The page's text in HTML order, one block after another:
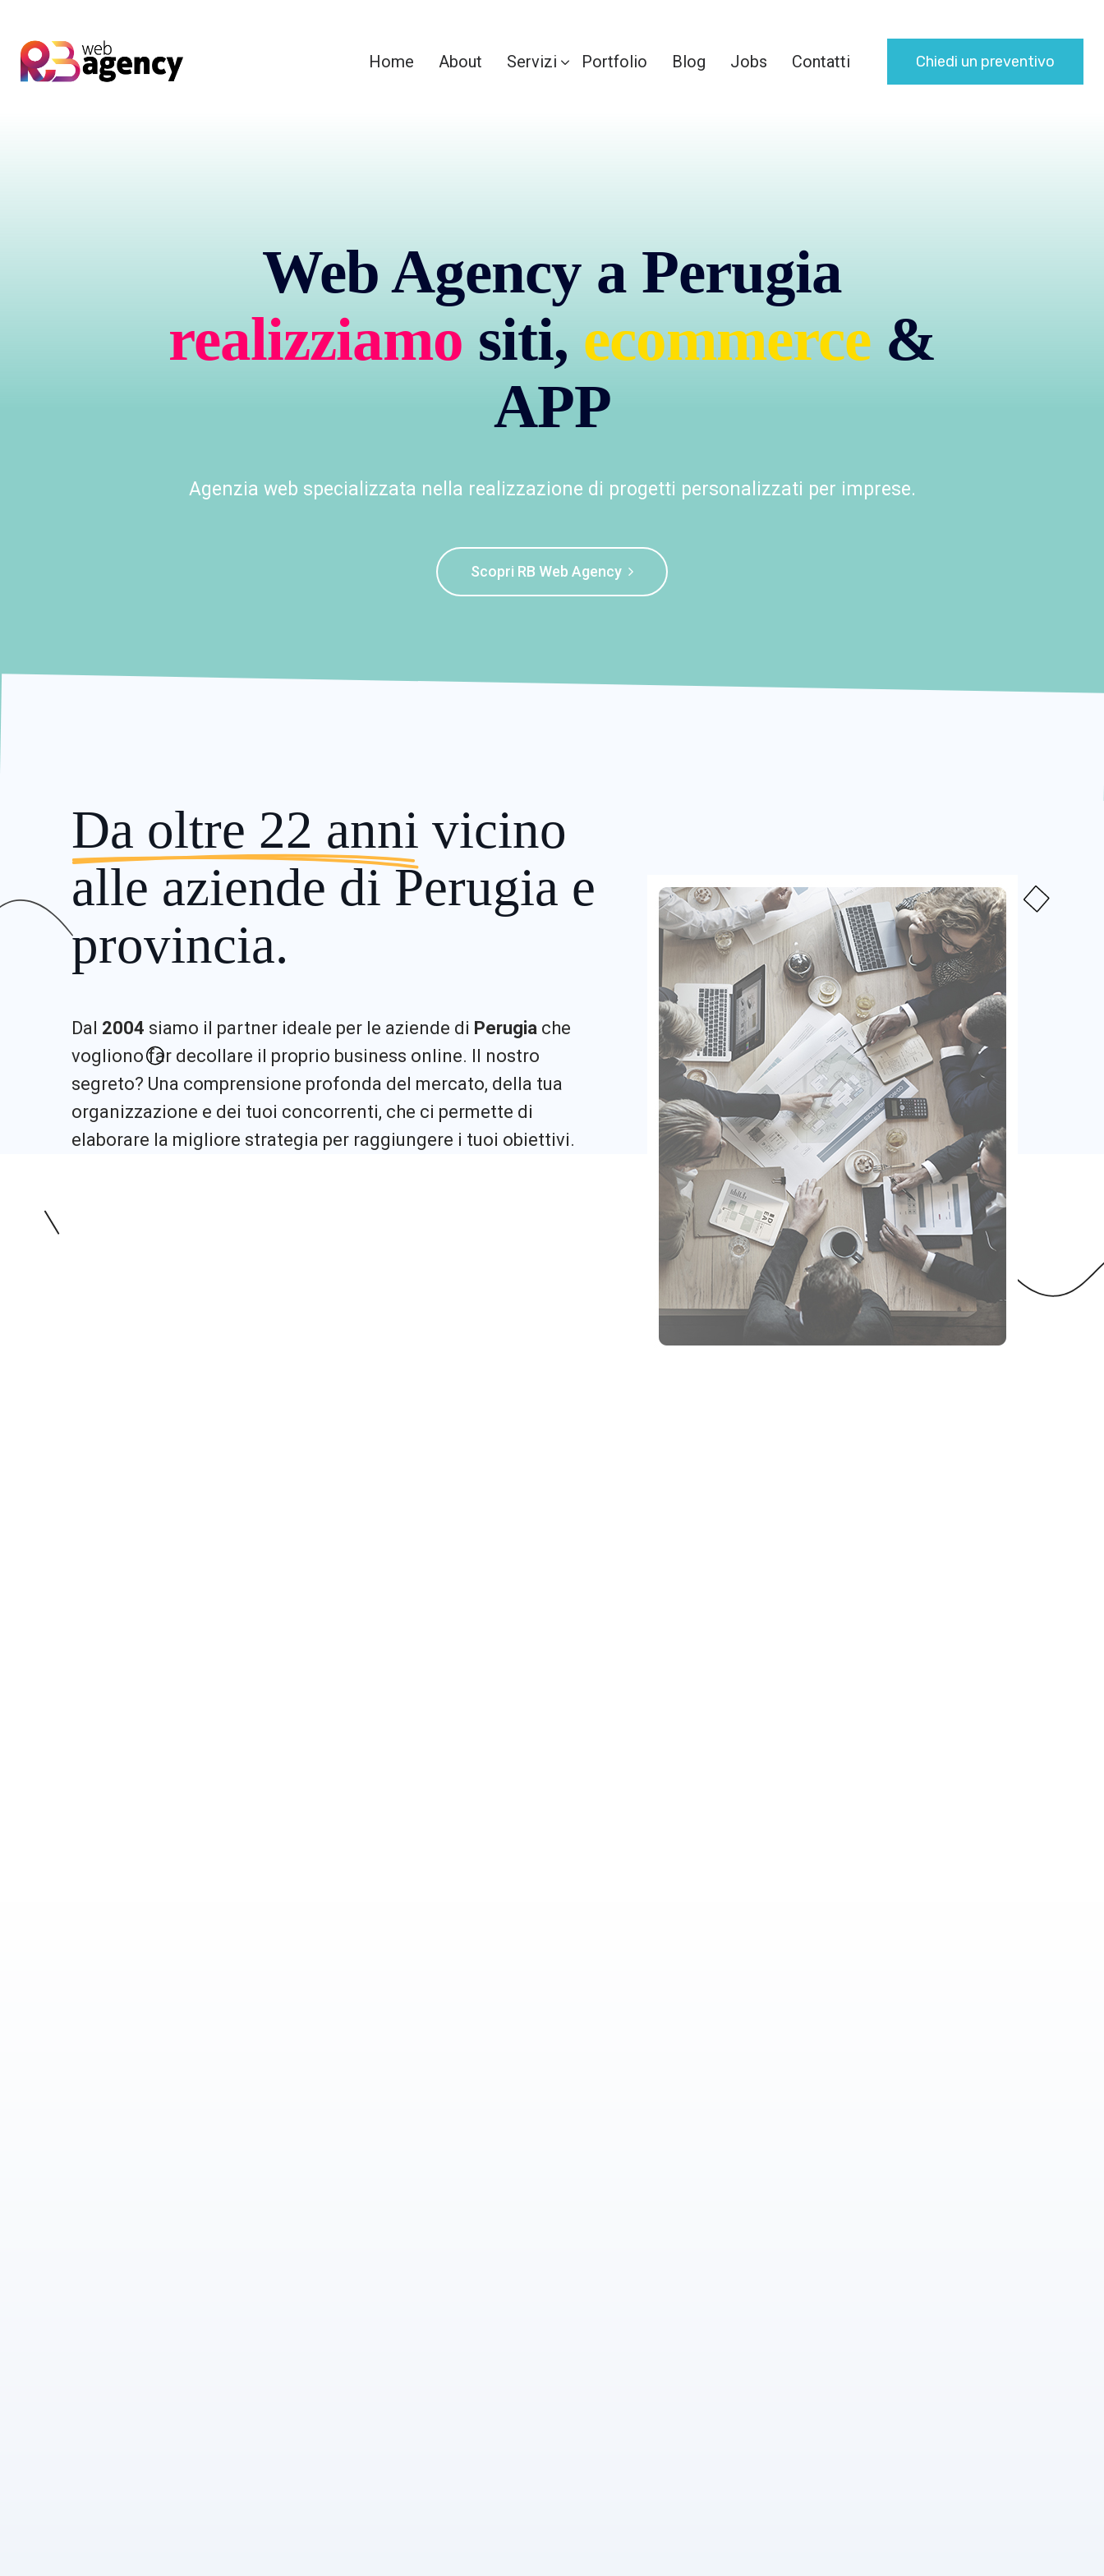
Home About Servizi Portfolio Blog Jobs Contatti Chiedi un preventivo
Web Agency a Perugia
realizziamo siti, ecommerce &
APP
Agenzia web specializzata nella realizzazione di progetti personalizzati per imprese.
Scopri RB Web Agency
Da oltre 22 anni vicino
alle aziende di Perugia e
provincia.
Dal 2004 siamo il partner ideale per le aziende di Perugia che
vogliono far decollare il proprio business online. Il nostro
segreto? Una comprensione profonda del mercato, della tua
organizzazione e dei tuoi concorrenti, che ci permette di
elaborare la migliore strategia per raggiungere i tuoi obiettivi.